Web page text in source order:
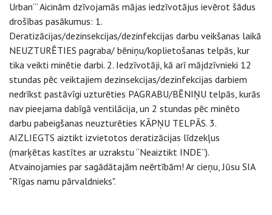
Urban”’ Aicinām dzīvojamās mājas iedzīvotājus ievērot šādus
drošības pasākumus: 1.
Deratizācijas/dezinsekcijas/dezinfekcijas darbu veikšanas laikā
NEUZTURĒTIES pagraba/ bēniņu/koplietošanas telpās, kur
tika veikti minētie darbi. 2. Iedzīvotāji, kā arī mājdzīvnieki 12
stundas pēc veiktajiem dezinsekcijas/dezinfekcijas darbiem
nedrīkst pastāvīgi uzturēties PAGRABU/BĒNIŅU telpās, kurās
nav pieejama dabīgā ventilācija, un 2 stundas pēc minēto
darbu pabeigšanas neuzturēties KĀPŅU TELPĀS. 3.
AIZLIEGTS aiztikt izvietotos deratizācijas līdzekļus
(marķētas kastītes ar uzrakstu “Neaiztikt INDE”).
Atvainojamies par sagādātajām neērtībām! Ar cieņu, Jūsu SIA
"Rīgas namu pārvaldnieks".